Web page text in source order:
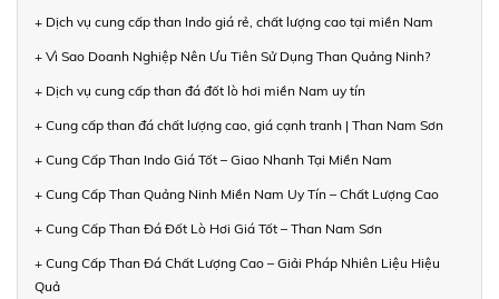
+ Dịch vụ cung cấp than Indo giá rẻ, chất lượng cao tại miền Nam
+ Vì Sao Doanh Nghiệp Nên Ưu Tiên Sử Dụng Than Quảng Ninh?
+ Dịch vụ cung cấp than đá đốt lò hơi miền Nam uy tín
+ Cung cấp than đá chất lượng cao, giá cạnh tranh | Than Nam Sơn
+ Cung Cấp Than Indo Giá Tốt – Giao Nhanh Tại Miền Nam
+ Cung Cấp Than Quảng Ninh Miền Nam Uy Tín – Chất Lượng Cao
+ Cung Cấp Than Đá Đốt Lò Hơi Giá Tốt – Than Nam Sơn
+ Cung Cấp Than Đá Chất Lượng Cao – Giải Pháp Nhiên Liệu Hiệu
Quả